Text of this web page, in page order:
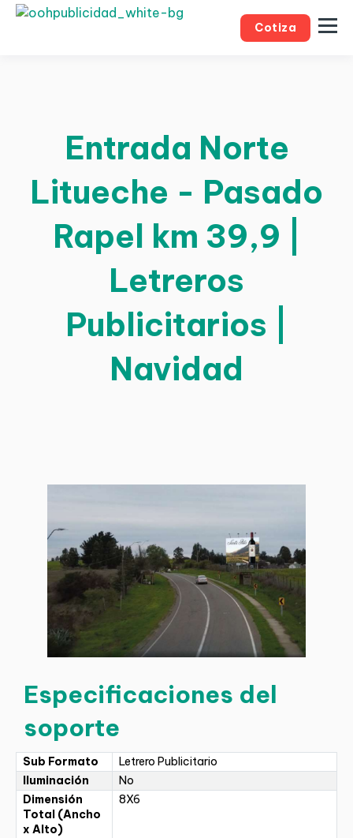
Cotiza
Entrada Norte
Litueche - Pasado
Rapel km 39,9 |
Letreros
Publicitarios |
Navidad
Especificaciones del
soporte
Sub Formato
Letrero Publicitario
Iluminación
No
Dimensión
Total (Ancho
x Alto)
8X6